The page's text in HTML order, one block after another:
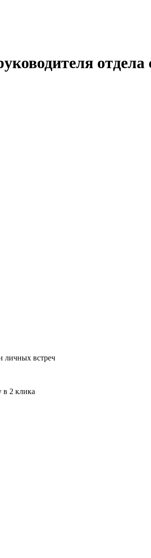
личных встреч
в 2 клика